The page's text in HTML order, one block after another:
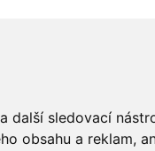
další sledovací
obsahu a reklam,